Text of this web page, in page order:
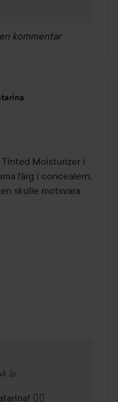
kommentar
Moisturizer i
färg i concealern,
skulle motsvara
på Lyko.
4 år
Kommentaren lades 4 år
🙋‍♀️